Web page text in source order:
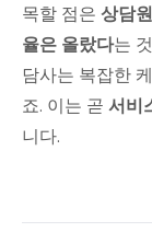
목할 점은 상담
율은 올랐다는
담사는 복잡한
죠. 이는 곧 서비
니다.